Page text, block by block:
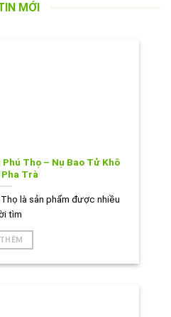
MỚI
Thọ – Nụ Bao Tử Khô
Pha Trà
là sản phẩm được nhiều
tìm